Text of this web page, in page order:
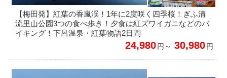
【梅田発】紅葉の香嵐渓！1年に2度咲く四季桜！ぎふ清
流里山公園3つの食べ歩き！夕食は紅ズワイガニなどのバ
イキング！下呂温泉・紅葉物語2日間
24,980円～ 30,980円